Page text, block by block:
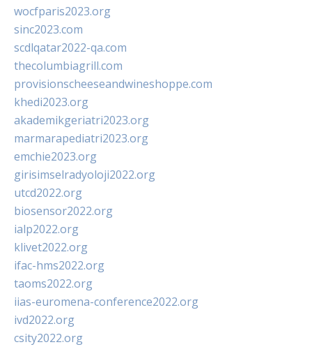
wocfparis2023.org
sinc2023.com
scdlqatar2022-qa.com
thecolumbiagrill.com
provisionscheeseandwineshoppe.com
khedi2023.org
akademikgeriatri2023.org
marmarapediatri2023.org
emchie2023.org
girisimselradyoloji2022.org
utcd2022.org
biosensor2022.org
ialp2022.org
klivet2022.org
ifac-hms2022.org
taoms2022.org
iias-euromena-conference2022.org
ivd2022.org
csity2022.org